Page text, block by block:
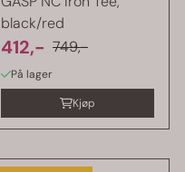
black/red
412,- 749,-
På lager
Kjøp